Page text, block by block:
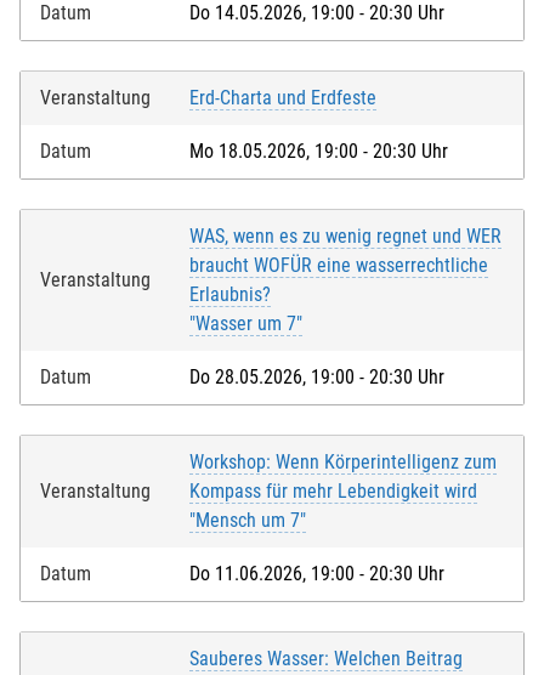
Datum Do 14.05.2026, 19:00 - 20:30 Uhr
Veranstaltung Erd-Charta und Erdfeste
Datum Mo 18.05.2026, 19:00 - 20:30 Uhr
Veranstaltung
WAS, wenn es zu wenig regnet und WER
braucht WOFÜR eine wasserrechtliche
Erlaubnis?
"Wasser um 7"
Datum Do 28.05.2026, 19:00 - 20:30 Uhr
Veranstaltung
Workshop: Wenn Körperintelligenz zum
Kompass für mehr Lebendigkeit wird
"Mensch um 7"
Datum Do 11.06.2026, 19:00 - 20:30 Uhr
Sauberes Wasser: Welchen Beitrag